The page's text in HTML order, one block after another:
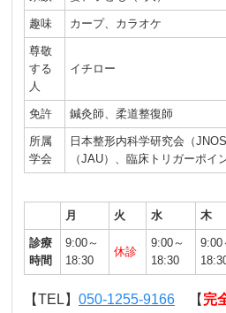
趣味 カープ、カラオケ
尊敬
する
人
イチロー
免許 鍼灸師、柔道整復師
所属
学会
日本整形内科学研究会（
（JAU）、臨床トリガーポイ
月 火 水 木
診療
時間
9:00～
18:30
休診
9:00～
18:30
9:00
【TEL】050-1255-9166 【 完